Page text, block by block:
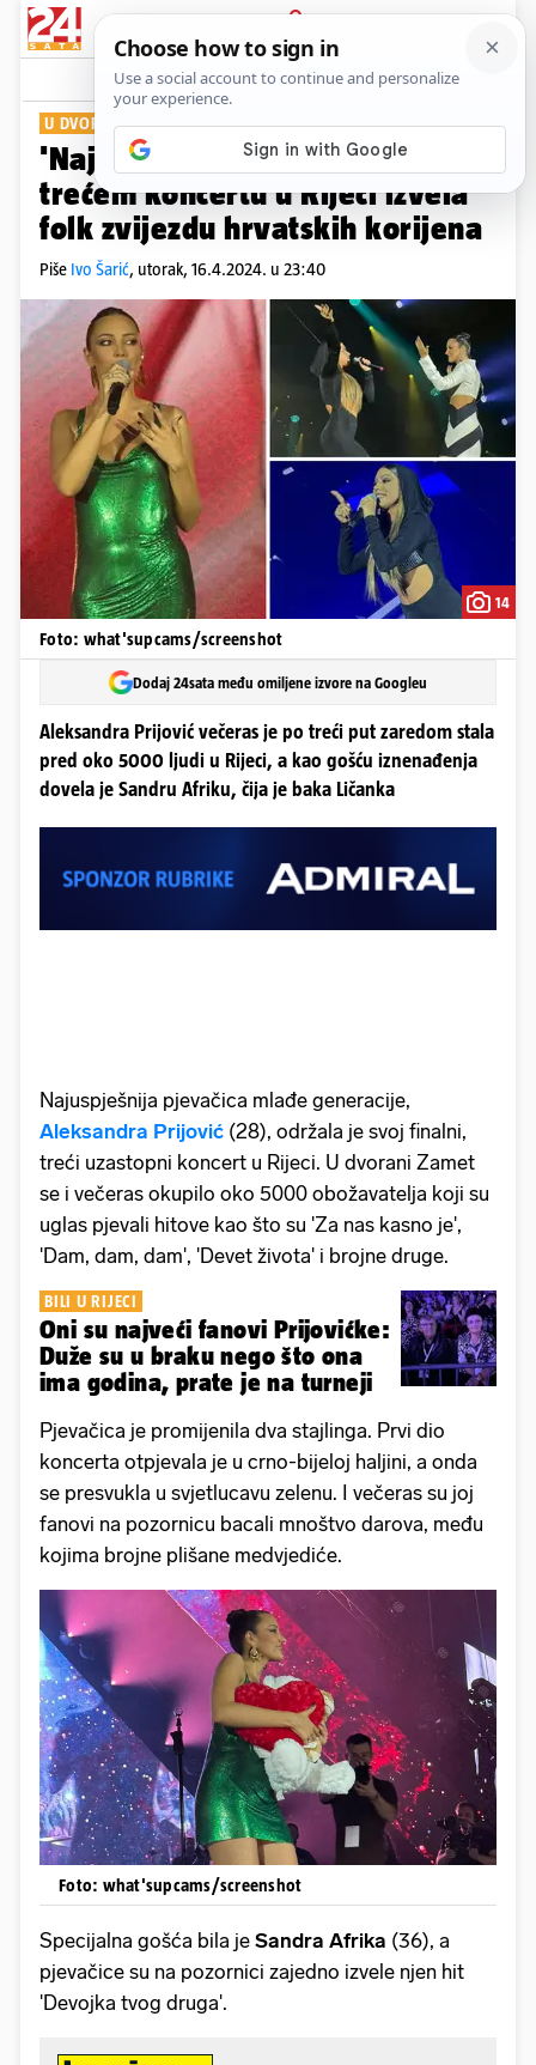
PRIJAVA
Show Komentari
U DVORANI ZAMET
'Najslađe za kraj': Prijović je na
trećem koncertu u Rijeci izvela
folk zvijezdu hrvatskih korijena
Piše Ivo Šarić, utorak, 16.4.2024. u 23:40
14
Foto: what'supcams/screenshot
Dodaj 24sata među omiljene izvore na Googleu
Aleksandra Prijović večeras je po treći put zaredom stala
pred oko 5000 ljudi u Rijeci, a kao gošću iznenađenja
dovela je Sandru Afriku, čija je baka Ličanka
Najuspješnija pjevačica mlađe generacije,
Aleksandra Prijović (28), održala je svoj finalni,
treći uzastopni koncert u Rijeci. U dvorani Zamet
se i večeras okupilo oko 5000 obožavatelja koji su
uglas pjevali hitove kao što su 'Za nas kasno je',
'Dam, dam, dam', 'Devet života' i brojne druge.
BILI U RIJECI
Oni su najveći fanovi Prijovićke:
Duže su u braku nego što ona
ima godina, prate je na turneji
Pjevačica je promijenila dva stajlinga. Prvi dio
koncerta otpjevala je u crno-bijeloj haljini, a onda
se presvukla u svjetlucavu zelenu. I večeras su joj
fanovi na pozornicu bacali mnoštvo darova, među
kojima brojne plišane medvjediće.
Foto: what'supcams/screenshot
Specijalna gošća bila je Sandra Afrika (36), a
pjevačice su na pozornici zajedno izvele njen hit
'Devojka tvog druga'.